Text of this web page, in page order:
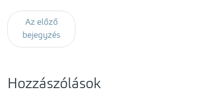
Az előző
bejegyzés
Hozzászólások